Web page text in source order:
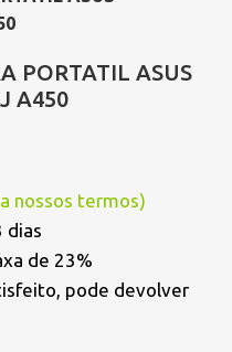
PORTATIL ASUS
A450
nossos termos)
dias
de 23%
pode devolver